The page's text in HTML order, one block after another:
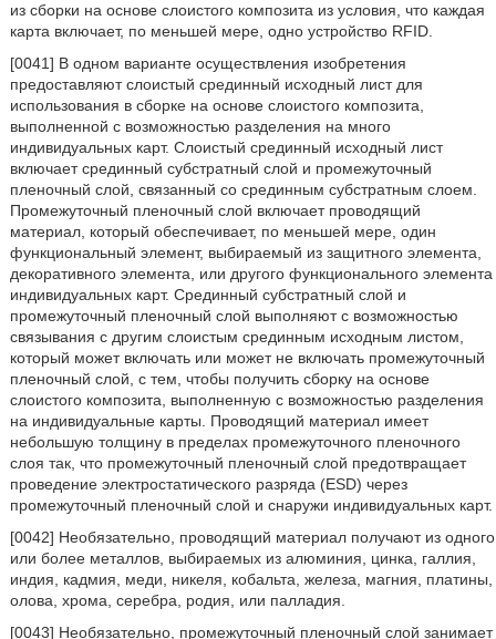
из сборки на основе слоистого композита из условия, что каждая
карта включает, по меньшей мере, одно устройство RFID.
[0041] В одном варианте осуществления изобретения
предоставляют слоистый срединный исходный лист для
использования в сборке на основе слоистого композита,
выполненной с возможностью разделения на много
индивидуальных карт. Слоистый срединный исходный лист
включает срединный субстратный слой и промежуточный
пленочный слой, связанный со срединным субстратным слоем.
Промежуточный пленочный слой включает проводящий
материал, который обеспечивает, по меньшей мере, один
функциональный элемент, выбираемый из защитного элемента,
декоративного элемента, или другого функционального элемента
индивидуальных карт. Срединный субстратный слой и
промежуточный пленочный слой выполняют с возможностью
связывания с другим слоистым срединным исходным листом,
который может включать или может не включать промежуточный
пленочный слой, с тем, чтобы получить сборку на основе
слоистого композита, выполненную с возможностью разделения
на индивидуальные карты. Проводящий материал имеет
небольшую толщину в пределах промежуточного пленочного
слоя так, что промежуточный пленочный слой предотвращает
проведение электростатического разряда (ESD) через
промежуточный пленочный слой и снаружи индивидуальных карт.
[0042] Необязательно, проводящий материал получают из одного
или более металлов, выбираемых из алюминия, цинка, галлия,
индия, кадмия, меди, никеля, кобальта, железа, магния, платины,
олова, хрома, серебра, родия, или палладия.
[0043] Необязательно, промежуточный пленочный слой занимает